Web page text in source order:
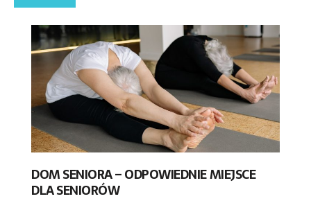
DOM SENIORA – ODPOWIEDNIE MIEJSCE
DLA SENIORÓW